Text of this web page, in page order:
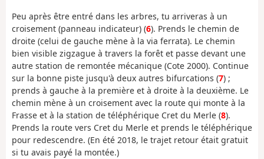
Peu après être entré dans les arbres, tu arriveras à un
croisement (panneau indicateur) (6). Prends le chemin de
droite (celui de gauche mène à la via ferrata). Le chemin
bien visible zigzague à travers la forêt et passe devant une
autre station de remontée mécanique (Cote 2000). Continue
sur la bonne piste jusqu'à deux autres bifurcations (7) ;
prends à gauche à la première et à droite à la deuxième. Le
chemin mène à un croisement avec la route qui monte à la
Frasse et à la station de téléphérique Cret du Merle (8).
Prends la route vers Cret du Merle et prends le téléphérique
pour redescendre. (En été 2018, le trajet retour était gratuit
si tu avais payé la montée.)